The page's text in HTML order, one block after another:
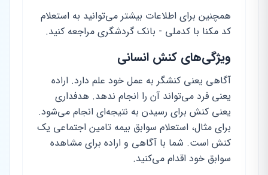
همچنین برای اطلاعات بیشتر می‌توانید به استعلام
کد مکنا با کدملی - بانک گردشگری مراجعه کنید.
ویژگی‌های کنش انسانی
آگاهی یعنی کنشگر به عمل خود علم دارد. اراده
یعنی فرد می‌تواند آن را انجام ندهد. هدفداری
یعنی کنش برای رسیدن به نتیجه‌ای انجام می‌شود.
برای مثال، استعلام سوابق بیمه تامین اجتماعی یک
کنش است. شما با آگاهی و اراده برای مشاهده
سوابق خود اقدام می‌کنید.